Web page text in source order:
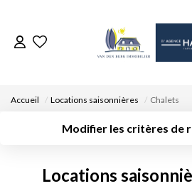
Accueil Locations saisonnières Chalets
Modifier les critères de
transaction
Locations